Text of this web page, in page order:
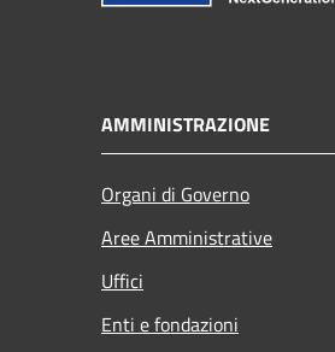
AMMINISTRAZIONE
Organi di Governo
Aree Amministrative
Uffici
Enti e fondazioni